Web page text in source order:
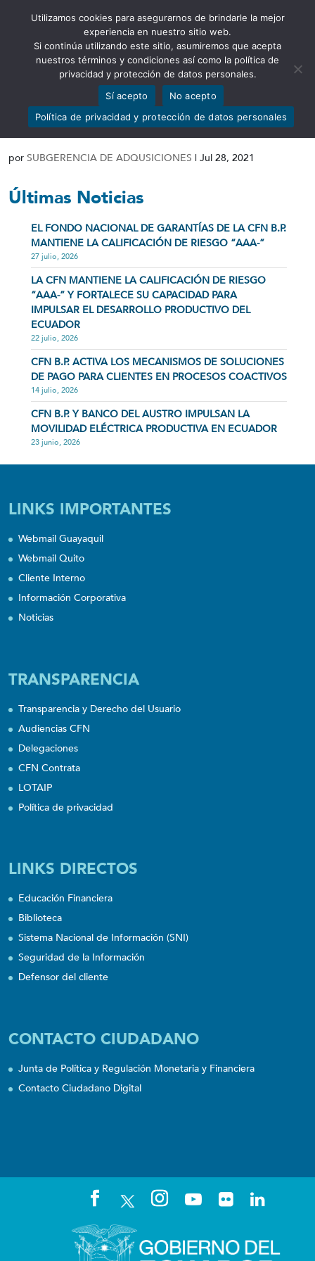
Abrir barra de herramientas
DOCUMENTACIÓN ETAPA
PREPARATORIA Y CONTRACTUAL
por SUBGERENCIA DE ADQUSICIONES | Jul 28, 2021
Últimas Noticias
EL FONDO NACIONAL DE GARANTÍAS DE LA CFN B.P.
MANTIENE LA CALIFICACIÓN DE RIESGO “AAA-”
27 julio, 2026
LA CFN MANTIENE LA CALIFICACIÓN DE RIESGO
“AAA-” Y FORTALECE SU CAPACIDAD PARA
IMPULSAR EL DESARROLLO PRODUCTIVO DEL
ECUADOR
22 julio, 2026
CFN B.P. ACTIVA LOS MECANISMOS DE SOLUCIONES
DE PAGO PARA CLIENTES EN PROCESOS COACTIVOS
14 julio, 2026
CFN B.P. Y BANCO DEL AUSTRO IMPULSAN LA
MOVILIDAD ELÉCTRICA PRODUCTIVA EN ECUADOR
23 junio, 2026
LINKS IMPORTANTES
Webmail Guayaquil
Webmail Quito
Cliente Interno
Información Corporativa
Noticias
TRANSPARENCIA
Transparencia y Derecho del Usuario
Audiencias CFN
Delegaciones
CFN Contrata
LOTAIP
Política de privacidad
LINKS DIRECTOS
Educación Financiera
Biblioteca
Sistema Nacional de Información (SNI)
Seguridad de la Información
Defensor del cliente
CONTACTO CIUDADANO
Junta de Política y Regulación Monetaria y Financiera
Contacto Ciudadano Digital
Utilizamos cookies para asegurarnos de brindarle la mejor
experiencia en nuestro sitio web.
Si continúa utilizando este sitio, asumiremos que acepta
nuestros términos y condiciones así como la política de
privacidad y protección de datos personales.
Sí acepto
No acepto
Política de privacidad y protección de datos personales